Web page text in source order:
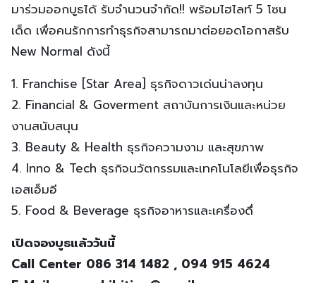
มาร่วมออกบูธได้ รับจำนวนจำกัด!! พร้อมไฮไลท์ 5 โซน
เด็ด เพื่อคนรักการทำธุรกิจสามารถมาต่อยอดโอกาสรับ
New Normal ดังนี้
1. Franchise [Star Area] ธุรกิจดาวเด่นน่าลงทุน
2. Financial & Goverment สถาบันการเงินและหน่วย
งานสนับสนุน
3. Beauty & Health ธุรกิจความงาม และสุขภาพ
4. Inno & Tech ธุรกิจนวัตกรรมและเทคโนโลยีเพื่อธุรกิจ
เอสเอ็มอี
5. Food & Beverage ธุรกิจอาหารและเครื่องดื่
เปิดจองบูธแล้ววันนี้
Call Center 086 314 1482 , 094 915 4624